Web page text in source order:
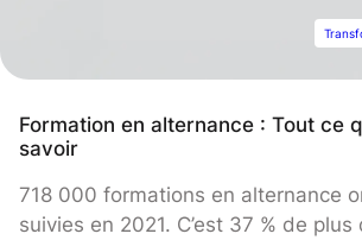
Formation en alternance : Tout ce
savoir
718 000 formations en alternance
suivies en 2021. C’est 37 % de plus